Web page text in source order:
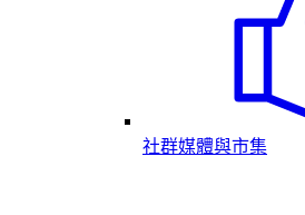
社群媒體與市集